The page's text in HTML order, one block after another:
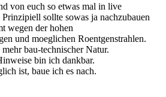
von euch so etwas mal in live
Prinzipiell sollte sowas ja nachzubauen
wegen der hohen
und moeglichen Roentgenstrahlen.
bau-technischer Natur.
bin ich dankbar.
ist, baue ich es nach.